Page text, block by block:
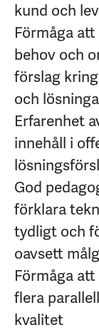
kund och
Förmåga
behov och
förslag
och
Erfarenhet
innehåll i
God
förklara
tydligt och
oavsett
Förmåga
flera
kvalitet